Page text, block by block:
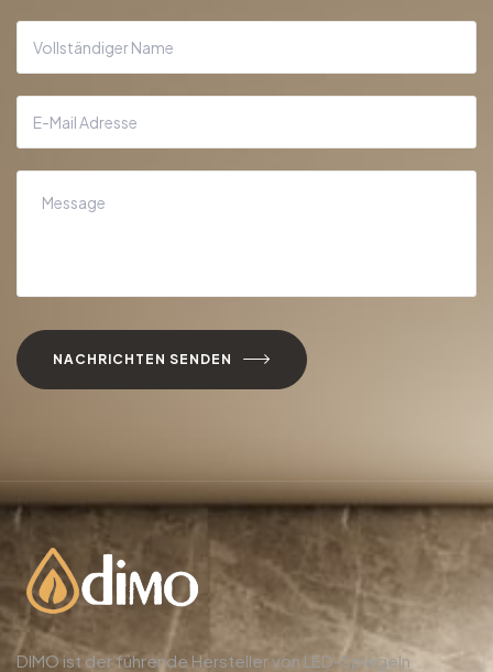
NACHRICHTEN SENDEN
DIMO ist der führende Hersteller von LED-Spiegeln